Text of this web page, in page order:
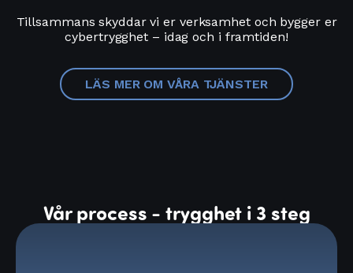
Tillsammans skyddar vi er verksamhet och bygger er
cybertrygghet – idag och i framtiden!
LÄS MER OM VÅRA TJÄNSTER
Vår process - trygghet i 3 steg